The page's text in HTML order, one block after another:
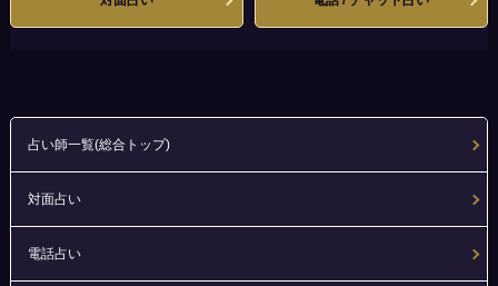
占い師一覧(総合トップ)
対面占い
電話占い